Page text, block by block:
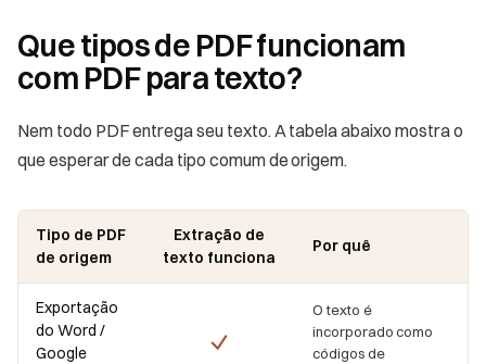
Que tipos de PDF funcionam
com PDF para texto?
Nem todo PDF entrega seu texto. A tabela abaixo mostra o
que esperar de cada tipo comum de origem.
Tipo de PDF
de origem
Extração de
texto funciona
Por quê
Exportação
do Word /
Google
O texto é
incorporado como
códigos de